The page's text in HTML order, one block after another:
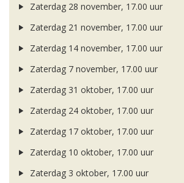
Zaterdag 28 november, 17.00 uur
Zaterdag 21 november, 17.00 uur
Zaterdag 14 november, 17.00 uur
Zaterdag 7 november, 17.00 uur
Zaterdag 31 oktober, 17.00 uur
Zaterdag 24 oktober, 17.00 uur
Zaterdag 17 oktober, 17.00 uur
Zaterdag 10 oktober, 17.00 uur
Zaterdag 3 oktober, 17.00 uur